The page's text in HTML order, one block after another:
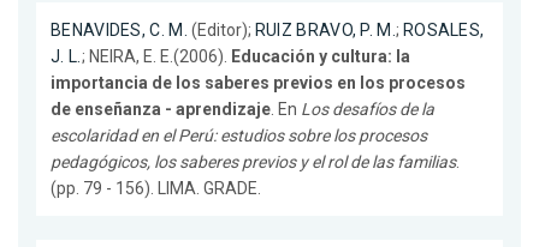
BENAVIDES, C. M. (Editor); RUIZ BRAVO, P. M.; ROSALES,
J. L.; NEIRA, E. E.(2006). Educación y cultura: la
importancia de los saberes previos en los procesos
de enseñanza - aprendizaje. En Los desafíos de la
escolaridad en el Perú: estudios sobre los procesos
pedagógicos, los saberes previos y el rol de las familias.
(pp. 79 - 156). LIMA. GRADE.